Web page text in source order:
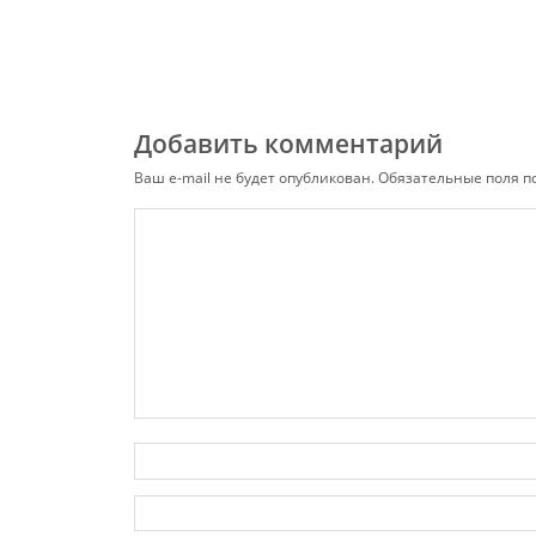
Добавить комментарий
Ваш e-mail не будет опубликован.Обязательные поля